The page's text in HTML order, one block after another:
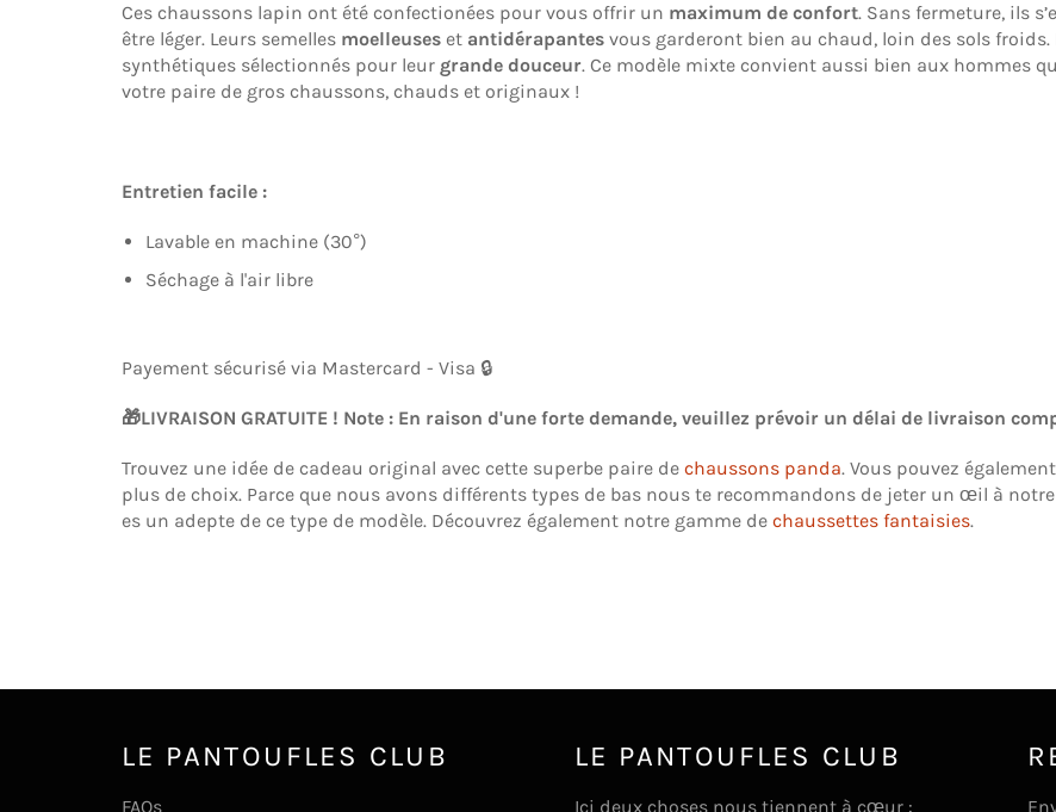
Ces chaussons lapin ont été confectionées pour vous offrir un maximum de confort. Sans fermeture, ils
être léger. Leurs semelles moelleuses et antidérapantes vous garderont bien au chaud, loin des sols
synthétiques sélectionnés pour leur grande douceur. Ce modèle mixte convient aussi bien aux hommes
votre paire de gros chaussons, chauds et originaux !
Entretien facile :
Lavable en machine (30°)
Séchage à l'air libre
Payement sécurisé via Mastercard - Visa 🔒
🎁LIVRAISON GRATUITE ! Note : En raison d'une forte demande, veuillez prévoir un délai de livraison
Trouvez une idée de cadeau original avec cette superbe paire de chaussons panda. Vous pouvez
plus de choix. Parce que nous avons différents types de bas nous te recommandons de jeter un œil à
es un adepte de ce type de modèle. Découvrez également notre gamme de chaussettes fantaisies.
LE PANTOUFLES CLUB
FAQs
LE PANTOUFLES CLUB
Ici deux choses nous tiennent à cœur :